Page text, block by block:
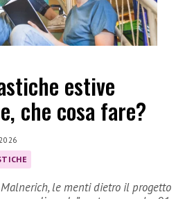
estive
che cosa fare?
Malnerich, le menti dietro il progetto